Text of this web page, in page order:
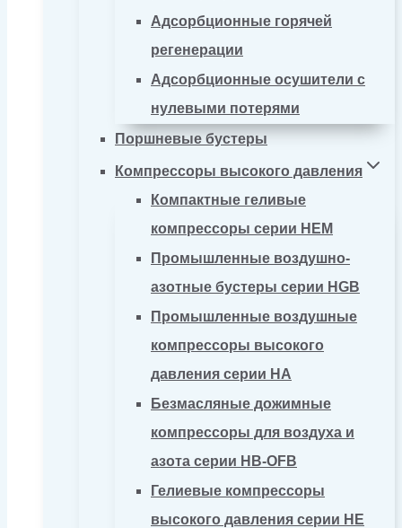
Адсорбционные горячей
регенерации
Адсорбционные осушители с
нулевыми потерями
Поршневые бустеры
Компрессоры высокого давления
Компактные геливые
компрессоры серии HEM
Промышленные воздушно-
азотные бустеры серии HGB
Промышленные воздушные
компрессоры высокого
давления серии HA
Безмасляные дожимные
компрессоры для воздуха и
азота серии HB-OFB
Гелиевые компрессоры
высокого давления серии HE